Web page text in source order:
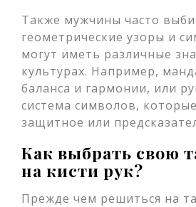
Также мужчины часто
геометрические узоры и
могут иметь различные
культурах. Например,
баланса и гармонии, или
система символов,
защитное или
Как выбрать свою
на кисти рук?
Прежде чем решиться на